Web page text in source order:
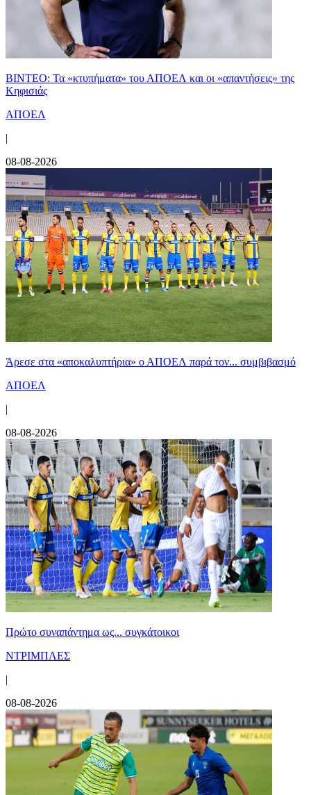
ΒΙΝΤΕΟ: Τα «κτυπήματα» του ΑΠΟΕΛ και οι «απαντήσεις» της
Κηφισιάς
ΑΠΟΕΛ
|
08-08-2026
Άρεσε στα «αποκαλυπτήρια» ο ΑΠΟΕΛ παρά τον... συμβιβασμό
ΑΠΟΕΛ
|
08-08-2026
Πρώτο συναπάντημα ως... συγκάτοικοι
ΝΤΡΙΜΠΛΕΣ
|
08-08-2026